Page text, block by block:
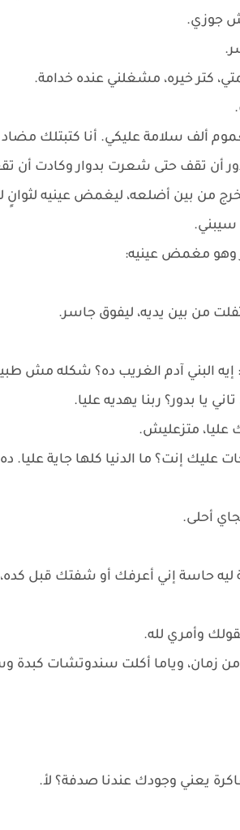
جوزي.
كتر خيره، مشغلني عنده خدامة.
ألف سلامة عليكي. أنا كتبتلك
أن تقف حتى شعرت بدوار وكادت أن
من بين أضلعه، ليغمض عينيه لثوانٍ
وهو مغمض عينيه:
من بين يديه، ليفوق جاسر.
البني آدم الغريب ده؟ شكله مش
يا بدور؟ ربنا يهديه عليا.
عليا، متزعليش.
عليك إنت؟ ما الدنيا كلها جاية
أحلى.
ليه حاسة إني أعرفك أو شفتك قبل
وأمري لله.
زمان، وياما أكلت سندوتشات
يعني وجودك عندنا صدفة؟ لأ.